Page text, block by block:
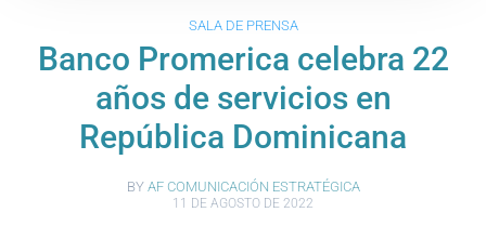
SALA DE PRENSA
Banco Promerica celebra 22
años de servicios en
República Dominicana
BY AF COMUNICACIÓN ESTRATÉGICA
11 DE AGOSTO DE 2022